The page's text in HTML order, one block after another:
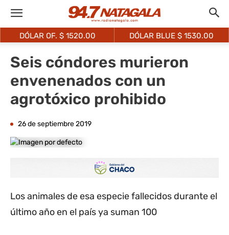
DÓLAR OF. $ 1520.00 DÓLAR BLUE $ 1530.00
Seis cóndores murieron
envenenados con un
agrotóxico prohibido
26 de septiembre 2019
Los animales de esa especie fallecidos durante el
último año en el país ya suman 100